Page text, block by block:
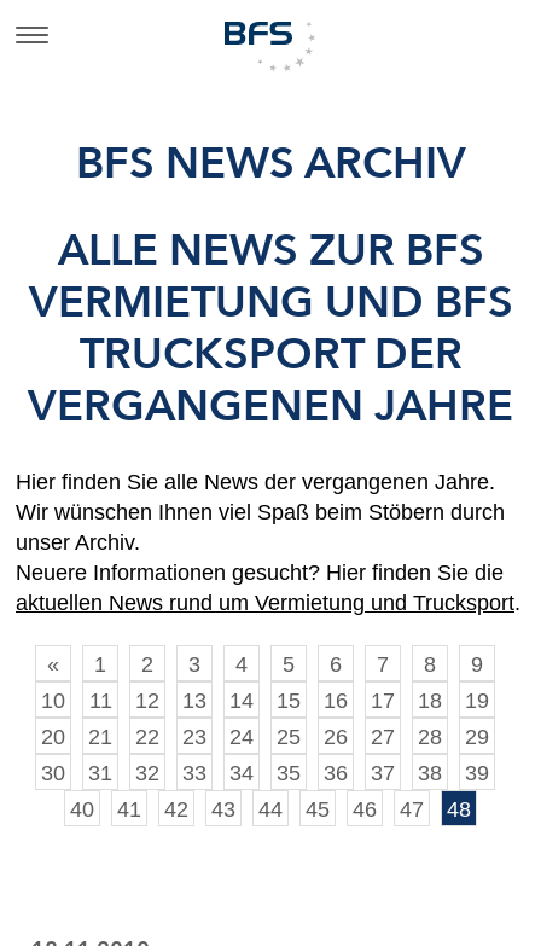
BFS NEWS ARCHIV
ALLE NEWS ZUR BFS
VERMIETUNG UND BFS
TRUCKSPORT DER
VERGANGENEN JAHRE
Hier finden Sie alle News der vergangenen Jahre.
Wir wünschen Ihnen viel Spaß beim Stöbern durch
unser Archiv.
Neuere Informationen gesucht? Hier finden Sie die
aktuellen News rund um Vermietung und Trucksport.
« 1 2 3 4 5 6 7 8
9
10
11 12 13 14 15 16 17 18
19
20
21 22 23 24 25 26 27 28
29
30
31 32 33 34 35 36 37 38
39
40
41 42 43 44 45 46 47 48